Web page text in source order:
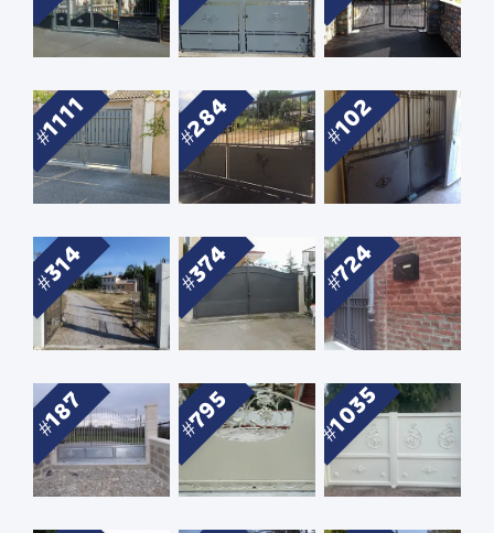
1111 284 102
314 374 724
187 795 1035